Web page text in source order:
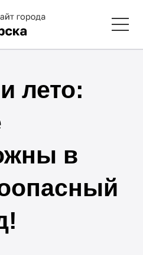
лето:
в